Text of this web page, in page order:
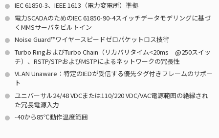
IEC 61850-3、IEEE 1613（電力変電所）準拠
電力SCADAのためのIEC 61850-90-4スイッチデータモデリングに基づ
くMMSサーバをビルトイン
Noise Guard™ワイヤースピードゼロパケットロス技術
Turbo RingおよびTurbo Chain（リカバリタイム<20ms @250スイッ
チ）、RSTP/STPおよびMSTPによるネットワークの冗長性
VLAN Unaware：特定のIEDが受信する優先タグ付きフレームのサポー
ト
ユニバーサル24/48 VDCまたは110/220 VDC/VAC電源範囲の絶縁され
た冗長電源入力
-40から85℃動作温度範囲